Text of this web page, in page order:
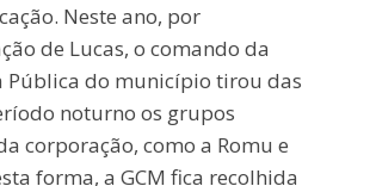
Neste ano, por
de Lucas, o comando da
Pública do município tirou das
noturno os grupos
corporação, como a Romu e
forma, a GCM fica recolhida